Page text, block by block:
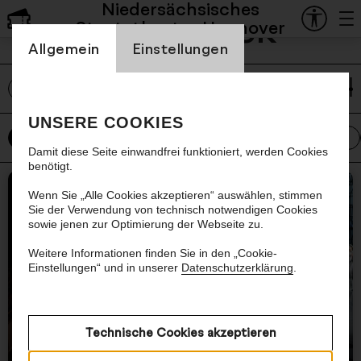
Einstellung Cookienbanner
Allgemein
Einstellungen
UNSERE COOKIES
Damit diese Seite einwandfrei funktioniert, werden Cookies
benötigt.
Wenn Sie „Alle Cookies akzeptieren“ auswählen, stimmen
Sie der Verwendung von technisch notwendigen Cookies
sowie jenen zur Optimierung der Webseite zu.
Weitere Informationen finden Sie in den „Cookie-
Einstellungen“ und in unserer Datenschutzerklärung
Technische Cookies akzeptieren
Niedersächsisches
Staatstheater Hannover
Mediathek
Nächster Artikel